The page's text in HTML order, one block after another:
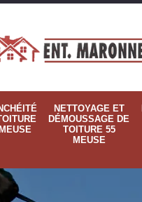
NETTOYAGE ET
DÉMOUSSAGE DE
TOITURE 55
MEUSE